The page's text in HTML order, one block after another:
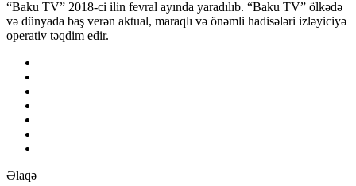
“Baku TV” 2018-ci ilin fevral ayında yaradılıb. “Baku TV” ölkədə
və dünyada baş verən aktual, maraqlı və önəmli hadisələri izləyiciyə
operativ təqdim edir.
Əlaqə